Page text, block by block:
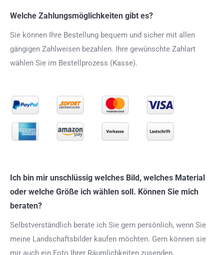
Welche Zahlungsmöglichkeiten gibt es?
Sie können Ihre Bestellung bequem und sicher mit allen
gängigen Zahlweisen bezahlen. Ihre gewünschte Zahlart
wählen Sie im Bestellprozess (Kasse).
Ich bin mir unschlüssig welches Bild, welches Material
oder welche Größe ich wählen soll. Können Sie mich
beraten?
Selbstverständlich berate ich Sie gern persönlich, wenn Sie
meine Landschaftsbilder kaufen möchten. Gern können sie
mir auch ein Foto Ihrer Räumlichkeiten zusenden.